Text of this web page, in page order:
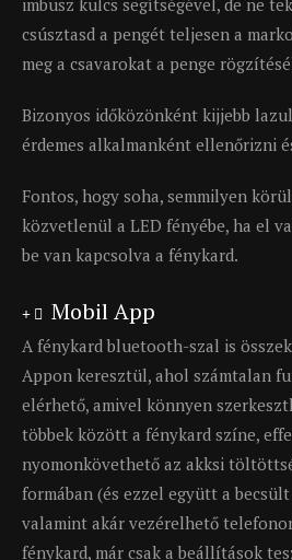
csúsztasd a pengét teljesen a
meg a csavarokat a penge
Bizonyos időközönként kijjebb
érdemes alkalmanként ellenőrizni
Fontos, hogy soha, semmilyen
közvetlenül a LED fényébe, ha el
be van kapcsolva a fénykard.
Mobil App
A fénykard bluetooth-szal is
Appon keresztül, ahol számtalan
elérhető, amivel könnyen
többek között a fénykard színe,
nyomonkövethető az akksi
formában (és ezzel együtt a
valamint akár vezérelhető
fénykard, már csak a beállítások